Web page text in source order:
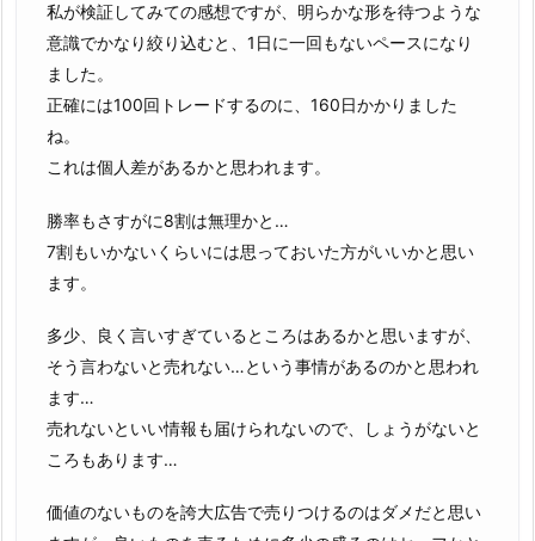
私が検証してみての感想ですが、明らかな形を待つような
意識でかなり絞り込むと、1日に一回もないペースになり
ました。
正確には100回トレードするのに、160日かかりました
ね。
これは個人差があるかと思われます。
勝率もさすがに8割は無理かと…
7割もいかないくらいには思っておいた方がいいかと思い
ます。
多少、良く言いすぎているところはあるかと思いますが、
そう言わないと売れない…という事情があるのかと思われ
ます…
売れないといい情報も届けられないので、しょうがないと
ころもあります…
価値のないものを誇大広告で売りつけるのはダメだと思い